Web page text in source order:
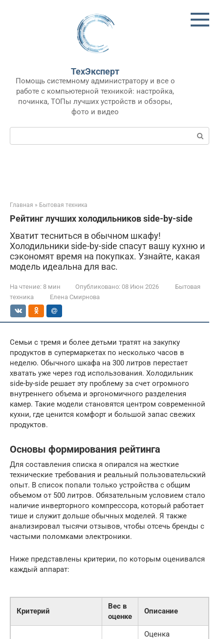
ТехЭксперт
Помощь системному администратору и все о
работе с компьютерной техникой: настройка,
починка, ТОПы лучших устройств и обзоры,
фото и видео
Поиск:
Главная » Бытовая техника
Рейтинг лучших холодильников side-by-side
Хватит тесниться в обычном шкафу!
Холодильники side-by-side спасут вашу кухню и
сэкономят время на покупках. Узнайте, какая
модель идеальна для вас.
На чтение: 8 мин Опубликовано: 08 Июн 2026
Бытовая
техника
Елена Смирнова
Семьи с тремя и более детьми тратят на закупку
продуктов в супермаркетах по несколько часов в
неделю. Обычного шкафа на 300 литров перестает
хватать уже через год использования. Холодильник
side-by-side решает эту проблему за счет огромного
внутреннего объема и эргономичного разделения
камер. Такие модели становятся центром современной
кухни, где ценится комфорт и большой запас свежих
продуктов.
Основы формирования рейтинга
Для составления списка я опирался на жесткие
технические требования и реальный пользовательский
опыт. В список попали только устройства с общим
объемом от 500 литров. Обязательным условием стало
наличие инверторного компрессора, который работает
тише и служит дольше обычных моделей. Я также
анализировал тысячи отзывов, чтобы отсечь бренды с
частыми поломками электроники.
Ниже представлены критерии, по которым оценивался
каждый аппарат:
Критерий
Вес в
оценке
Описание
Оценка